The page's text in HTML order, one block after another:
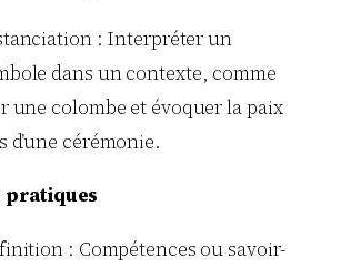
: Interpréter un
dans un contexte, comme
une colombe et évoquer la paix
d’une cérémonie.
pratiques
: Compétences ou savoir-